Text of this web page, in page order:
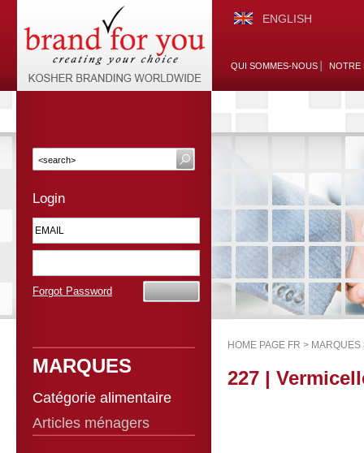
ENGLISH
QUI SOMMES-NOUS NOTRE
Login
Forgot Password
MARQUES
Catégorie alimentaire
Articles ménagers
HOME PAGE FR > MARQUES
227 |